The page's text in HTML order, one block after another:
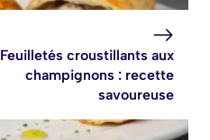
Feuilletés croustillants aux
champignons : recette
savoureuse